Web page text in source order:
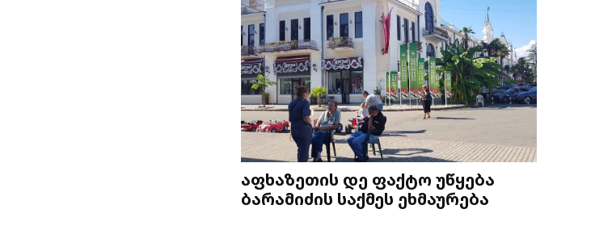
აფხაზეთის დე ფაქტო უწყება
ბარამიძის საქმეს ეხმაურება